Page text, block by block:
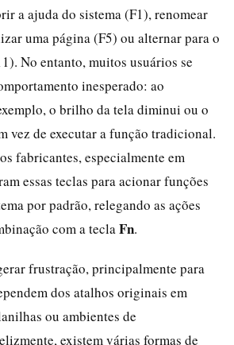
a ajuda do sistema (F1), renomear
uma página (F5) ou alternar para o
No entanto, muitos usuários se
inesperado: ao
o brilho da tela diminui ou o
vez de executar a função tradicional.
fabricantes, especialmente em
essas teclas para acionar funções
por padrão, relegando as ações
com a tecla Fn.
frustração, principalmente para
dos atalhos originais em
ou ambientes de
existem várias formas de